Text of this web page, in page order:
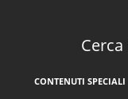
CONTENUTI SPECIALI